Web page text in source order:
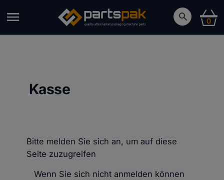
0
Kasse
Bitte melden Sie sich an, um auf diese
Seite zuzugreifen
Wenn Sie sich nicht anmelden können